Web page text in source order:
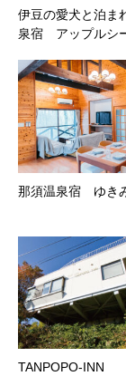
伊豆の愛犬と泊ま
泉宿 アップルシ
那須温泉宿 ゆき
TANPOPO-INN